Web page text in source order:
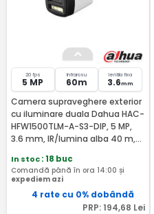
20 fps
5 MP
Infrarosu
60m
lentila fixa
3.6mm
Camera supraveghere exterior
cu iluminare duala Dahua HAC-
HFW1500TLM-A-S3-DIP, 5 MP,
3.6 mm, IR/lumina alba 40 m,
HFW1500TLM-A-0360B-S3-DIP
In stoc: 18 buc
Comandă până în ora 14:00 și
expediem azi
4 rate cu 0% dobândă
PRP: 194,68 Lei